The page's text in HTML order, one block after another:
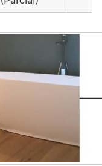
Vivienda
(Parcial)